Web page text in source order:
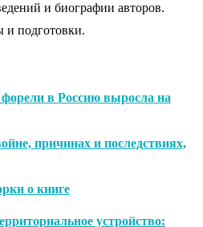
и биографии авторов.
и подготовки.
в Россию выросла на
причинах и последствиях,
о книге
устройство: